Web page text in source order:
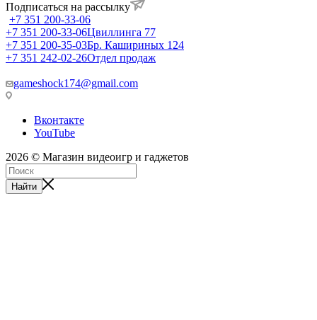
Подписаться на рассылку
+7 351 200-33-06
+7 351 200-33-06Цвиллинга 77
+7 351 200-35-03Бр. Кашириных 124
+7 351 242-02-26Отдел продаж
gameshock174@gmail.com
Вконтакте
YouTube
2026 © Магазин видеоигр и гаджетов
Найти